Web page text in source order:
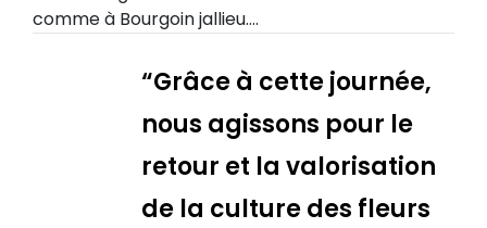
comme à Bourgoin jallieu….
“Grâce à cette journée,
nous agissons pour le
retour et la valorisation
de la culture des fleurs